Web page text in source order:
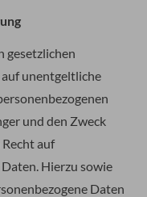
gesetzlichen
unentgeltliche
und den Zweck
auf
Hierzu sowie
Daten